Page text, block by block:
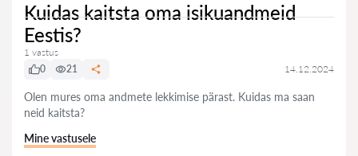
Kuidas kaitsta oma isikuandmeid
Eestis?
1 vastus
0
21 14.12.2024
Olen mures oma andmete lekkimise pärast. Kuidas ma saan
neid kaitsta?
Mine vastusele